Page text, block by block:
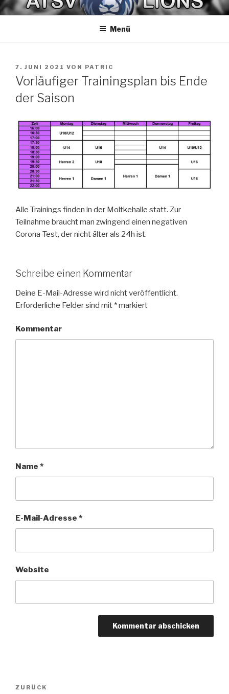
Zum
InhaltATSV LIONS BASKETBALL
Spaß am Spiel
Menü
VERÖFFENTLICHT
AM
7. JUNI 2021 VON PATRIC
Vorläufiger Trainingsplan bis Ende
der Saison
Alle Trainings finden in der Moltkehalle statt. Zur
Teilnahme braucht man zwingend einen negativen
Corona-Test, der nicht älter als 24h ist.
Schreibe einen Kommentar
Deine E-Mail-Adresse wird nicht veröffentlicht.
Erforderliche Felder sind mit *markiert
Kommentar
Name *
E-Mail-Adresse *
Website
Beitragsnavigation
Vorheriger
ZURÜCK